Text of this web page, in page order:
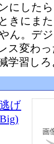
にした
きにま
ん。デ
ス変わ
学習しろ
げ